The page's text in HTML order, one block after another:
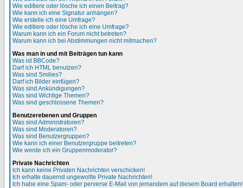
Wie editiere oder lösche ich einen Beitrag?
Wie kann ich eine Signatur anhängen?
Wie erstelle ich eine Umfrage?
Wie editiere oder lösche ich eine Umfrage?
Warum kann ich ein Forum nicht betreten?
Warum kann ich bei Abstimmungen nicht mitmachen?
Was man in und mit Beiträgen tun kann
Was ist BBCode?
Darf ich HTML benutzen?
Was sind Smilies?
Darf ich Bilder einfügen?
Was sind Ankündigungen?
Was sind Wichtige Themen?
Was sind geschlossene Themen?
Benutzerebenen und Gruppen
Was sind Administratoren?
Was sind Moderatoren?
Was sind Benutzergruppen?
Wie kann ich einer Benutzergruppe beitreten?
Wie werde ich ein Gruppenmoderator?
Private Nachrichten
Ich kann keine Privaten Nachrichten verschicken!
Ich erhalte dauernd ungewollte Private Nachrichten!
Ich habe eine Spam- oder perverse E-Mail von jemandem auf diesem Board erhalten!